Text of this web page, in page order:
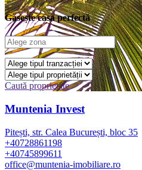
Găsește casa perfectă
Caută proprietate
Muntenia Invest
Pitești, str. Calea București, bloc 35
+40728861198
+40745899611
office@muntenia-imobiliare.ro